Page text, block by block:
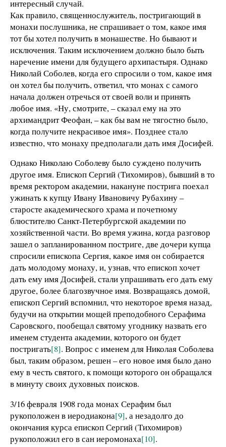
интересный случай.
Как правило, священнослужитель, постригающий в
монахи послушника, не спрашивает о том, какое имя
тот бы хотел получить в монашестве. Но бывают и
исключения. Таким исключением должно было быть
наречение имени для будущего архипастыря. Однако
Николай Соболев, когда его спросили о том, какое имя
он хотел бы получить, ответил, что монах с самого
начала должен отречься от своей воли и принять
любое имя. «Ну, смотрите, – сказал ему на это
архимандрит Феофан, – как бы вам не тягостно было,
когда получите некрасивое имя». Позднее стало
известно, что монаху предполагали дать имя Досифей.
Однако Николаю Соболеву было суждено получить
другое имя. Епископ Сергий (Тихомиров), бывший в то
время ректором академии, накануне пострига поехал
ужинать к купцу Ивану Ивановичу Рубахину –
старосте академического храма и почетному
блюстителю Санкт-Петербургской академии по
хозяйственной части. Во время ужина, когда разговор
зашел о запланированном постриге, две дочери купца
спросили епископа Сергия, какое имя он собирается
дать молодому монаху, и, узнав, что епископ хочет
дать ему имя Досифей, стали упрашивать его дать ему
другое, более благозвучное имя. Возвращаясь домой,
епископ Сергий вспомнил, что некоторое время назад,
будучи на открытии мощей преподобного Серафима
Саровского, пообещал святому угоднику назвать его
именем студента академии, которого он будет
постригать[8]. Вопрос с именем для Николая Соболева
был, таким образом, решен – его новое имя было дано
ему в честь святого, к помощи которого он обращался
в минуту своих духовных поисков.
3/16 февраля 1908 года монах Серафим был
рукоположен в иеродиакона[9], а незадолго до
окончания курса епископ Сергий (Тихомиров)
рукоположил его в сан иеромонаха[10].